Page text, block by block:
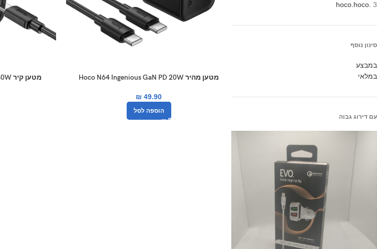
hoco.hoco. 3
סינון נוסף
במבצע
במלאי
עם דירוג גבוה
מטען מהיר Hoco N64 Ingenious GaN PD 20W
₪ 49.90
הוספה לסל
מטען קיר hoco N62 PD30W עם כבל TYPE C